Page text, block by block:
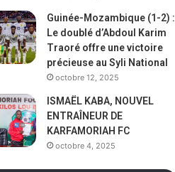
Guinée-Mozambique (1-2) :
Le doublé d’Abdoul Karim
Traoré offre une victoire
précieuse au Syli National
octobre 12, 2025
ISMAËL KABA, NOUVEL
ENTRAÎNEUR DE
KARFAMORIAH FC
octobre 4, 2025